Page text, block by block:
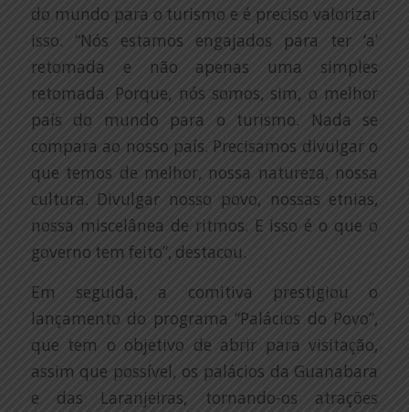
do mundo para o turismo e é preciso valorizar
isso. “Nós estamos engajados para ter ‘a’
retomada e não apenas uma simples
retomada. Porque, nós somos, sim, o melhor
país do mundo para o turismo. Nada se
compara ao nosso país. Precisamos divulgar o
que temos de melhor, nossa natureza, nossa
cultura. Divulgar nosso povo, nossas etnias,
nossa miscelânea de ritmos. E isso é o que o
governo tem feito”, destacou.
Em seguida, a comitiva prestigiou o
lançamento do programa “Palácios do Povo”,
que tem o objetivo de abrir para visitação,
assim que possível, os palácios da Guanabara
e das Laranjeiras, tornando-os atrações